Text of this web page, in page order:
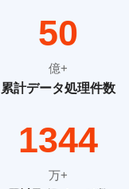
79
億+
累計データ処理件数
2112
万+